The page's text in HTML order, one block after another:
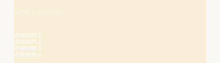
Unterseite 1
Unterseite 2
Unterseite 3
Unterseite 4